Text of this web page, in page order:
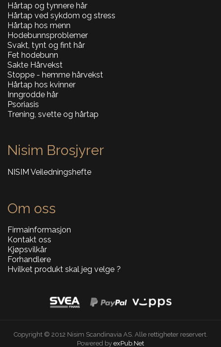
Hårtap og tynnere hår
Hårtap ved sykdom og stress
Hårtap hos menn
Hodebunnsproblemer
Svakt, tynt og fint hår
Fet hodebunn
Sakte Hårvekst
Stoppe - hemme hårvekst
Hårtap hos kvinner
Inngrodde hår
Psoriasis
Trening, svette og hårtap
Nisim Brosjyrer
NISIM Veiledningshefte
Om oss
Firmainformasjon
Kontakt oss
Kjøpsvilkår
Forhandlere
Hvilket produkt skal jeg velge ?
Copyright © 2012 Nisim Scandinavia AS. Alle rettigheter reservert.
Powered by exPub.Net